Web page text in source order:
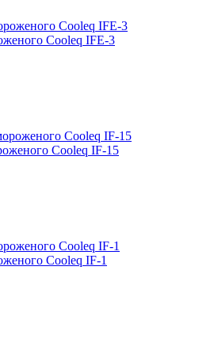
Cooleq IFE-3
Cooleq IF-15
Cooleq IF-1